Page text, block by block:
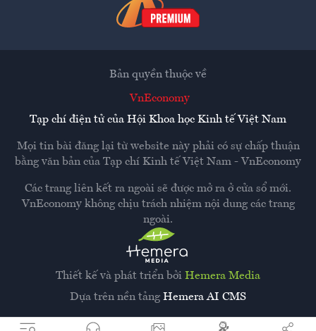
Thiết kế và phát triển bởi Hemera Media
Dựa trên nền tảng Hemera AI CMS
Bản quyền thuộc về
VnEconomy
Tạp chí điện tử của Hội Khoa học Kinh tế Việt Nam
Mọi tin bài đăng lại từ website này phải có sự chấp thuận
bằng văn bản của Tạp chí Kinh tế Việt Nam - VnEconomy
Các trang liên kết ra ngoài sẽ được mở ra ở cửa sổ mới.
VnEconomy không chịu trách nhiệm nội dung các trang
ngoài.